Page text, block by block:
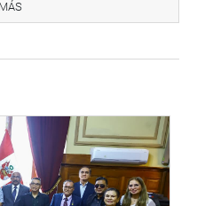
permanente y a la
más accesible e inclusivo,
E IMAGEN